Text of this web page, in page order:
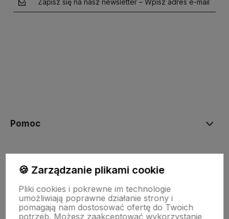
Pomoc
Płatności i dostawa
🍪 Zarządzanie plikami cookie
Pliki cookies i pokrewne im technologie
umożliwiają poprawne działanie strony i
pomagają nam dostosować ofertę do Twoich
potrzeb. Możesz zaakceptować wykorzystanie